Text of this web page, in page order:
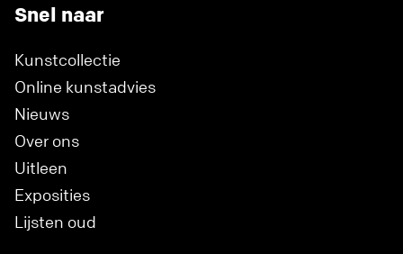
Snel naar
Kunstcollectie
Online kunstadvies
Nieuws
Over ons
Uitleen
Exposities
Lijsten oud